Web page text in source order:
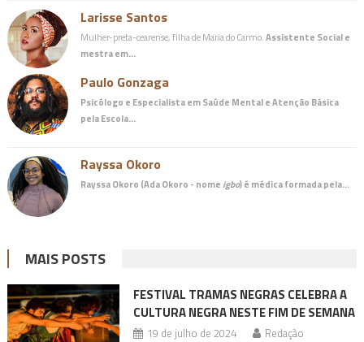
Larisse Santos
Mulher-preta-cearense, filha de Maria do Carmo.Assistente Social e
mestra em…
Paulo Gonzaga
Psicólogo e Especialista em Saúde Mental e Atenção Básica
pela Escola…
Rayssa Okoro
Rayssa Okoro (Ada Okoro - nome igbo) é médicaformada pela…
MAIS POSTS
FESTIVAL TRAMAS NEGRAS CELEBRA A
CULTURA NEGRA NESTE FIM DE SEMANA
19 de julho de 2024 Redação